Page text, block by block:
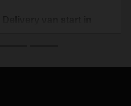
DACHSEREmission-Free
in een afgebakend